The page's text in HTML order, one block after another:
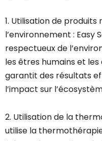
1. Utilisation de
l’environnement : Easy
respectueux de
les êtres humains et
garantit des résultats
l’impact sur
2. Utilisation de la
utilise la